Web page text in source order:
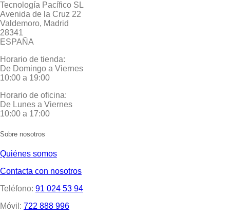
Tecnología Pacífico SL
Avenida de la Cruz 22
Valdemoro, Madrid
28341
ESPAÑA
Horario de tienda:
De Domingo a Viernes
10:00 a 19:00
Horario de oficina:
De Lunes a Viernes
10:00 a 17:00
Sobre nosotros
Quiénes somos
Contacta con nosotros
Teléfono: 91 024 53 94
Móvil: 722 888 996